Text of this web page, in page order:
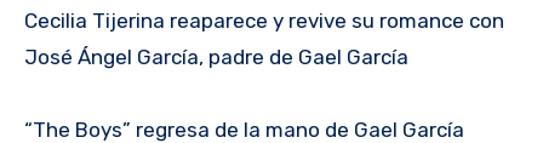
Cecilia Tijerina reaparece y revive su romance con
José Ángel García, padre de Gael García
“The Boys” regresa de la mano de Gael García